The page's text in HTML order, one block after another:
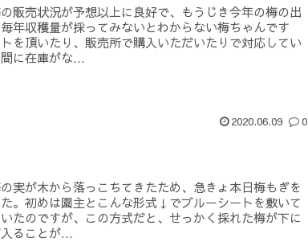
販売状況が予想以上に良好で、もうじき今年の梅の出
年収穫量が採ってみないとわからない梅ちゃんです
を頂いたり、販売所で購入いただいたりで対応してい
に在庫がな...
2020.06.09 0
実が木から落っこちてきたため、急きょ本日梅もぎを
。初めは園主とこんな形式↓でブルーシートを敷いて
たのですが、この方式だと、せっかく採れた梅が下に
ることが...